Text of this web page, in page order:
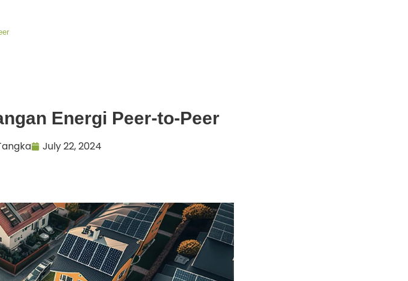
Energi Peer-to-Peer
July 22, 2024